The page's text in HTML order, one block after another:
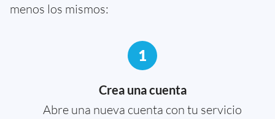
menos los mismos:
1
Crea una cuenta
Abre una nueva cuenta con tu servicio